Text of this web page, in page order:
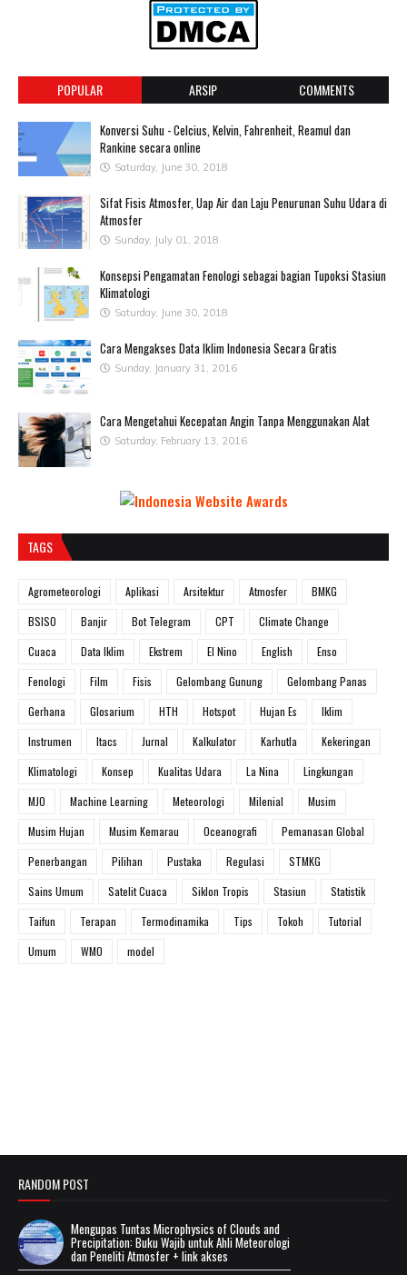
POPULAR ARSIP COMMENTS
Konversi Suhu - Celcius, Kelvin, Fahrenheit, Reamul dan
Rankine secara online
Saturday, June 30, 2018
Sifat Fisis Atmosfer, Uap Air dan Laju Penurunan Suhu Udara di
Atmosfer
Sunday, July 01, 2018
Konsepsi Pengamatan Fenologi sebagai bagian Tupoksi Stasiun
Klimatologi
Saturday, June 30, 2018
Cara Mengakses Data Iklim Indonesia Secara Gratis
Sunday, January 31, 2016
Cara Mengetahui Kecepatan Angin Tanpa Menggunakan Alat
Saturday, February 13, 2016
TAGS
Agrometeorologi Aplikasi Arsitektur Atmosfer
BMKG
BSISO
Banjir Bot Telegram CPT
Climate Change
Cuaca
Data Iklim Ekstrem El Nino English
Enso
Fenologi
Film Fisis Gelombang Gunung
Gelombang Panas
Gerhana
Glosarium HTH Hotspot Hujan Es
Iklim
Instrumen
Itacs Jurnal Kalkulator Karhutla
Kekeringan
Klimatologi
Konsep Kualitas Udara La Nina
Lingkungan
MJO
Machine Learning Meteorologi Milenial
Musim
Musim Hujan
Musim Kemarau Oceanografi
Pemanasan Global
Penerbangan
Pilihan Pustaka Regulasi
STMKG
Sains Umum
Satelit Cuaca Siklon Tropis Stasiun
Statistik
Taifun
Terapan Termodinamika Tips Tokoh
Tutorial
Umum
WMO model
RANDOM POST
Mengupas Tuntas Microphysics of Clouds and
Precipitation: Buku Wajib untuk Ahli Meteorologi
dan Peneliti Atmosfer + link akses